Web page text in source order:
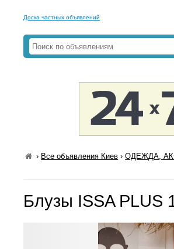
Доска частных объявлений
› Все объявления Киев ›ОДЕЖДА,
Блузы ISSA PLUS